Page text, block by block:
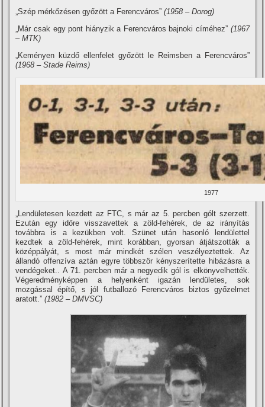
„Szép mérkőzésen győzött a Ferencváros”(1958 – Dorog)
„Már csak egy pont hiányzik a Ferencváros bajnoki címéhez” (1967
– MTK)
„Keményen küzdő ellenfelet győzött le Reimsben a Ferencváros”
(1968 – Stade Reims)
1977
„Lendületesen kezdett az FTC, s már az 5. percben gólt szerzett.
Ezután egy időre visszavettek a zöld-fehérek, de az irányí­tás
továbbra is a kezükben volt. Szünet után hasonló lendülettel
kezdtek a zöld-fehérek, mint korábban, gyorsan átjátszották a
középpályát, s most már mindkét szélen veszélyeztettek. Az
állandó offenzí­va aztán egyre többször kényszerí­tette hibázásra a
vendégeket.. A 71. percben már a negyedik gól is elkönyvelhették.
Végeredményképpen a helyenként igazán lendületes, sok
mozgással épí­tő, s jól futballozó Ferencváros biztos győzelmet
aratott.”(1982 – DMVSC)